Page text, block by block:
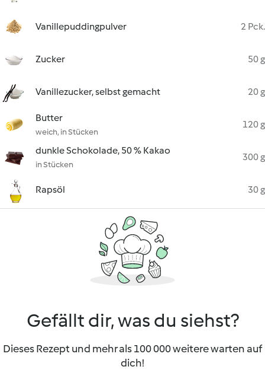
Vanillepuddingpulver 2 Pck.
Zucker 50 g
Vanillezucker, selbst gemacht 20 g
Butter
weich, in Stücken
120 g
dunkle Schokolade, 50 % Kakao
in Stücken
300 g
Rapsöl 30 g
Gefällt dir, was du siehst?
Dieses Rezept und mehr als 100 000 weitere warten auf
dich!